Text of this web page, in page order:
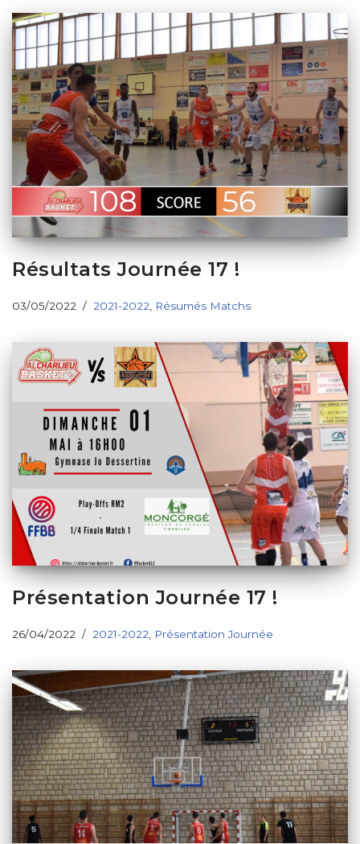
Résultats Journée 17 !
03/05/2022 2021-2022 Résumés Matchs
Présentation Journée 17 !
26/04/2022 2021-2022, Présentation Journée